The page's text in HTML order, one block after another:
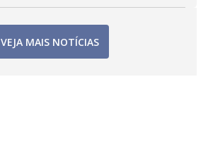
VEJA MAIS NOTÍCIAS